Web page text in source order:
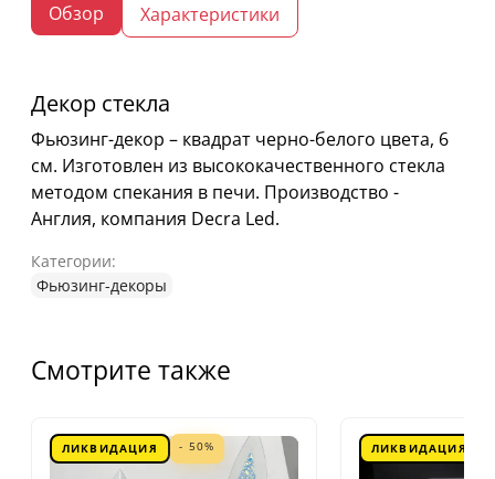
Обзор Характеристики
Декор стекла
Фьюзинг-декор – квадрат черно-белого цвета, 6
см. Изготовлен из высококачественного стекла
методом спекания в печи. Производство -
Англия, компания Decra Led.
Категории:
Фьюзинг-декоры
Смотрите также
ЛИКВИДАЦИЯ - 50% ЛИКВИДАЦИЯ